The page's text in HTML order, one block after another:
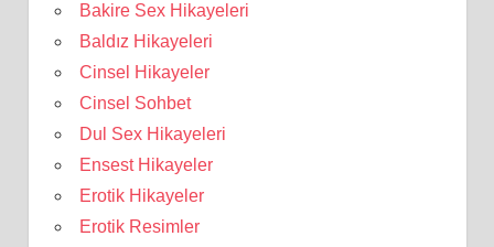
Bakire Sex Hikayeleri
Baldız Hikayeleri
Cinsel Hikayeler
Cinsel Sohbet
Dul Sex Hikayeleri
Ensest Hikayeler
Erotik Hikayeler
Erotik Resimler